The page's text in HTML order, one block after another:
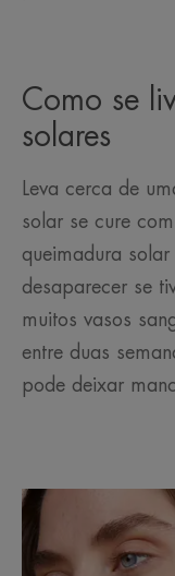
Como se
solares
Leva cerca de
solar se cure
queimadura
desaparecer se
muitos vasos
entre duas
pode deixar